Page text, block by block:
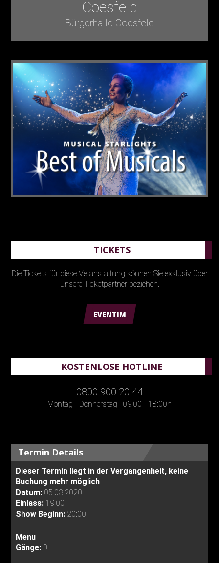
Coesfeld
Bürgerhalle Coesfeld
TICKETS
Die Tickets für diese Veranstaltung können Sie exklusiv über
unsere Ticketpartner beziehen.
EVENTIM
KOSTENLOSE HOTLINE
0800 900 20 44
Montag - Donnerstag | 09:00 - 18:00h
Termin Details
Dieser Termin liegt in der Vergangenheit, keine
Buchung mehr möglich
Datum: 05.03.2020
Einlass: 19:00
Show Beginn: 20:00
Menu
Gänge: 0